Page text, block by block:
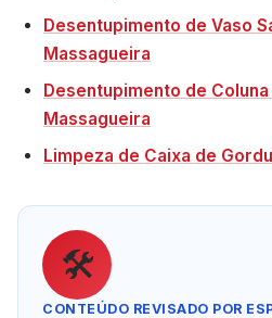
Desentupimento de Vaso
Massagueira
Desentupimento de
Massagueira
Limpeza de Caixa de
🛠️
CONTEÚDO REVISADO POR